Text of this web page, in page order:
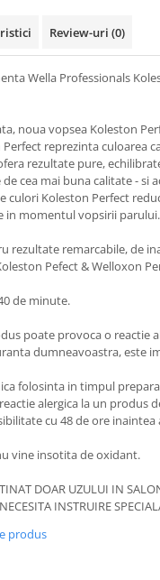
Review-uri (0)
Wella Professionals
noua vopsea Koleston
reprezinta culoarea
rezultate pure,
cea mai buna calitate - si
culori Koleston Perfect
in momentul vopsirii parului.
rezultate remarcabile, de
Pefect & Welloxon
de minute.
poate provoca o reactie
dumneavoastra, este
folosinta in timpul
alergica la un produs
cu 48 de ore
vine insotita de oxidant.
DOAR UZULUI IN
INSTRUIRE
produs